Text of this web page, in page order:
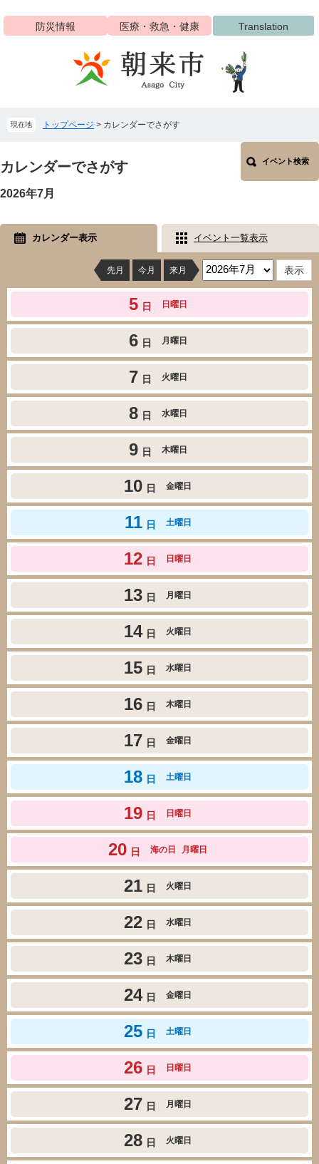
ジ
ュ
へ
防災情報 医療・救急・健康 Translation
現在地 トップページ > カレンダーでさがす
文
カレンダーでさがす イベント検索
2026年7月
カレンダー表示 イベント一覧表示
先月 今月 来月
5 日 日曜日
6 日 月曜日
7 日 火曜日
8 日 水曜日
9 日 木曜日
10 日 金曜日
11 日 土曜日
12 日 日曜日
13 日 月曜日
14 日 火曜日
15 日 水曜日
16 日 木曜日
17 日 金曜日
18 日 土曜日
19 日 日曜日
20 日 海の日 月曜日
21 日 火曜日
22 日 水曜日
23 日 木曜日
24 日 金曜日
25 日 土曜日
26 日 日曜日
27 日 月曜日
28 日 火曜日